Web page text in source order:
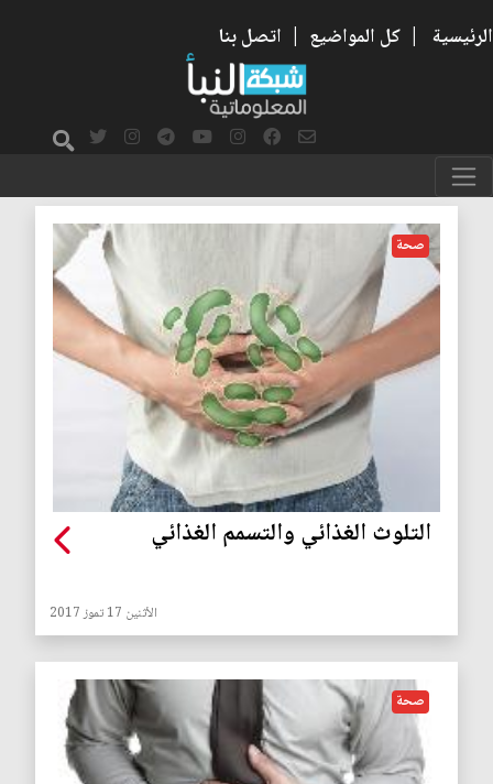
الرئيسية | كل المواضيع | اتصل بنا
غذاء ملوث
صحة
التلوث الغذائي والتسمم الغذائي
الأثنين 17 تموز 2017
صحة